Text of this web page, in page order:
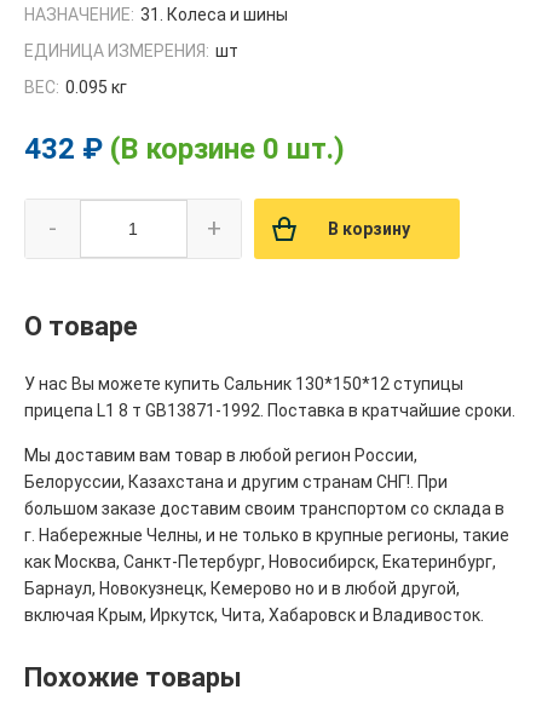
НАЗНАЧЕНИЕ: 31. Колеса и шины
ЕДИНИЦА ИЗМЕРЕНИЯ: шт
ВЕС: 0.095 кг
432 ₽ (В корзине 0 шт.)
- + В корзину
О товаре
У нас Вы можете купить Сальник 130*150*12 ступицы
прицепа L1 8 т GB13871-1992. Поставка в кратчайшие сроки.
Мы доставим вам товар в любой регион России,
Белоруссии, Казахстана и другим странам СНГ!. При
большом заказе доставим своим транспортом со склада в
г. Набережные Челны, и не только в крупные регионы, такие
как Москва, Санкт-Петербург, Новосибирск, Екатеринбург,
Барнаул, Новокузнецк, Кемерово но и в любой другой,
включая Крым, Иркутск, Чита, Хабаровск и Владивосток.
Похожие товары